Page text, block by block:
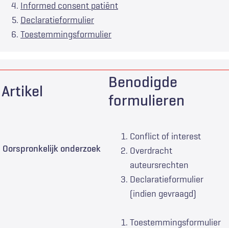
Informed consent patiënt
Declaratieformulier
Toestemmingsformulier
Artikel
Benodigde
formulieren
Oorspronkelijk onderzoek
Conflict of interest
Overdracht
auteursrechten
Declaratieformulier
(indien gevraagd)
Toestemmingsformulier